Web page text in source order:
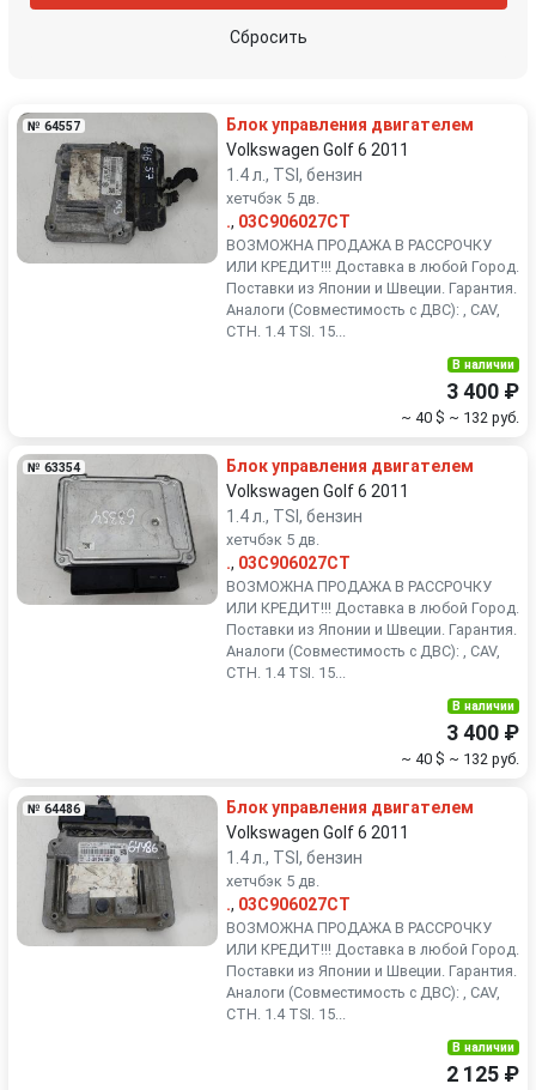
SEAT Skoda
Smart
Subaru Suzuki
Volkswagen
Сбросить
№ 64557
Блок управления двигателем
Volkswagen Golf 6 2011
1.4 л., TSI, бензин
хетчбэк 5 дв.
., 03C906027CT
ВОЗМОЖНА ПРОДАЖА В РАССРОЧКУ
ИЛИ КРЕДИТ!!! Доставка в любой Город.
Поставки из Японии и Швеции. Гарантия.
Аналоги (Совместимость с ДВС): , CAV,
CTH. 1.4 TSI. 15...
В наличии
3 400 ₽
~ 40 $ ~ 132 руб.
№ 63354
Блок управления двигателем
Volkswagen Golf 6 2011
1.4 л., TSI, бензин
хетчбэк 5 дв.
., 03C906027CT
ВОЗМОЖНА ПРОДАЖА В РАССРОЧКУ
ИЛИ КРЕДИТ!!! Доставка в любой Город.
Поставки из Японии и Швеции. Гарантия.
Аналоги (Совместимость с ДВС): , CAV,
CTH. 1.4 TSI. 15...
В наличии
3 400 ₽
~ 40 $ ~ 132 руб.
№ 64486
Блок управления двигателем
Volkswagen Golf 6 2011
1.4 л., TSI, бензин
хетчбэк 5 дв.
., 03C906027CT
ВОЗМОЖНА ПРОДАЖА В РАССРОЧКУ
ИЛИ КРЕДИТ!!! Доставка в любой Город.
Поставки из Японии и Швеции. Гарантия.
Аналоги (Совместимость с ДВС): , CAV,
CTH. 1.4 TSI. 15...
В наличии
2 125 ₽